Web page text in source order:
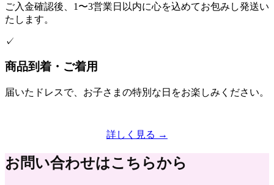
ご入金確認後、1〜3営業日以内に心を込めてお包みし発送い
たします。
✓
商品到着・ご着用
届いたドレスで、お子さまの特別な日をお楽しみください。
詳しく見る →
お問い合わせはこちらから